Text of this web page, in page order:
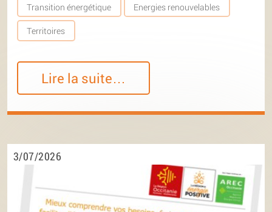
Transition énergétique Energies renouvelables
Territoires
Lire la suite…
3/07/2026